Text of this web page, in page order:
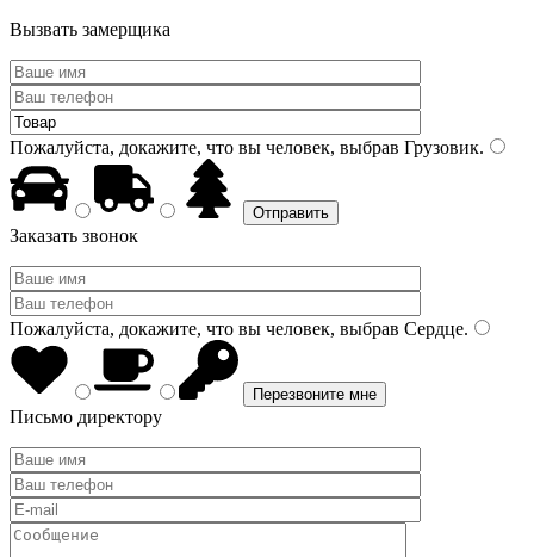
Вызвать замерщика
Пожалуйста, докажите, что вы человек, выбрав Грузовик.
Заказать звонок
Пожалуйста, докажите, что вы человек, выбрав Сердце.
Письмо директору